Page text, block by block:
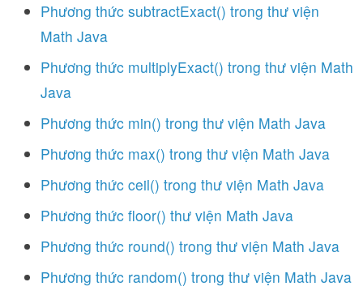
Phương thức subtractExact() trong thư viện
Math Java
Phương thức multiplyExact() trong thư viện Math
Java
Phương thức min() trong thư viện Math Java
Phương thức max() trong thư viện Math Java
Phương thức ceil() trong thư viện Math Java
Phương thức floor() thư viện Math Java
Phương thức round() trong thư viện Math Java
Phương thức random() trong thư viện Math Java